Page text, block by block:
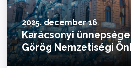
2025. december 16.
Karácsonyi
Görög Nemzetiségi